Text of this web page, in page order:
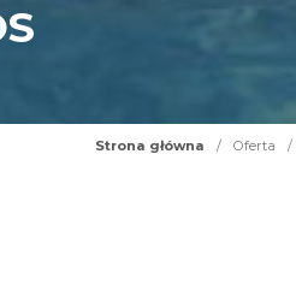
Strona główna / Oferta /